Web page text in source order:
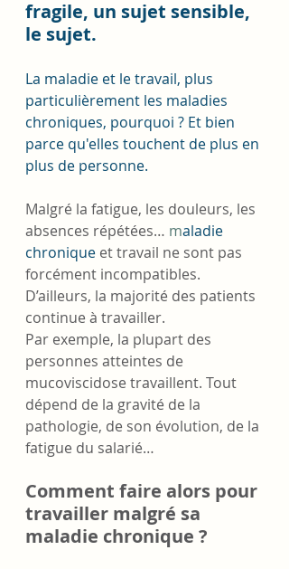
fragile, un sujet sensible,
le sujet.
La maladie et le travail, plus
particulièrement les maladies
chroniques, pourquoi ? Et bien
parce qu'elles touchent de plus en
plus de personne.
Malgré la fatigue, les douleurs, les
absences répétées… maladie
chronique et travail ne sont pas
forcément incompatibles.
D’ailleurs, la majorité des patients
continue à travailler.
Par exemple, la plupart des
personnes atteintes de
mucoviscidose travaillent. Tout
dépend de la gravité de la
pathologie, de son évolution, de la
fatigue du salarié…
Comment faire alors pour
travailler malgré sa
maladie chronique ?